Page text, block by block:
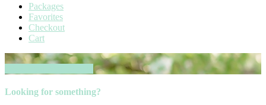
Packages
Favorites
Checkout
Cart
Looking for something?